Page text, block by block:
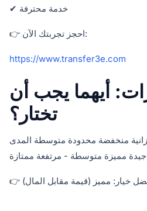
✔ خدمة محترفة
👉 احجز تجربتك الآن:
https://www.transfer3e.com
أيهما يجب أن
تختار؟
منخفضة محدودة متوسطة المدى
مميزة متوسطة - مرتفعة ممتازة
أفضل خيار: مميز (قيمة مقابل المال)